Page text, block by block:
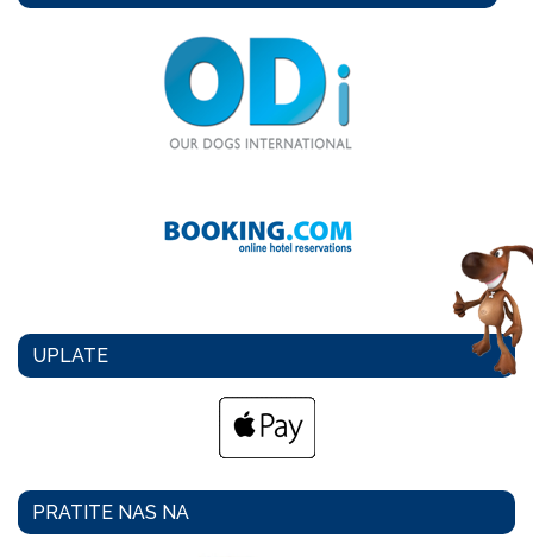
UPLATE
PRATITE NAS NA